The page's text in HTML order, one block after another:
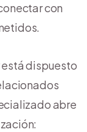
con
dispuesto
abre